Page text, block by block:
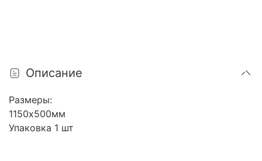
Описание
Размеры:
1150х500мм
Упаковка 1 шт